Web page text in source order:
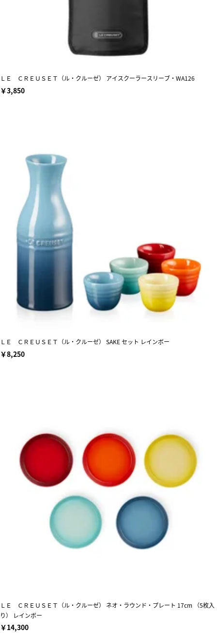
ＬＥ ＣＲＥＵＳＥＴ（ル・クルーゼ） アイスクーラースリーブ・WA126
￥3,850
ＬＥ ＣＲＥＵＳＥＴ（ル・クルーゼ） SAKE セット レインボー
￥8,250
ＬＥ ＣＲＥＵＳＥＴ（ル・クルーゼ） ネオ・ラウンド・プレート 17cm （5枚入
り） レインボー
￥14,300